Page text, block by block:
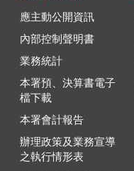
應主動公開資訊
內部控制聲明書
業務統計
本署預、決算書電子
檔下載
本署會計報告
辦理政策及業務宣導
之執行情形表